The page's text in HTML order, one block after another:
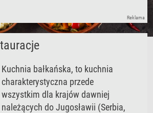
Reklama
Kuchnia bałkańska, to kuchnia
charakterystyczna przede
wszystkim dla krajów dawniej
należących do Jugosławii (Serbia,